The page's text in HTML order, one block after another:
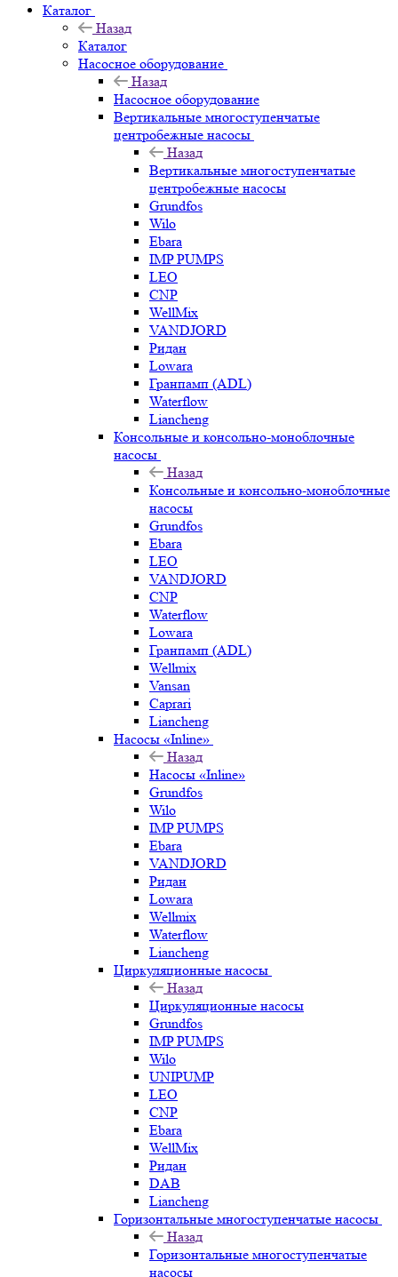
Каталог
Назад
Каталог
Насосное оборудование
Назад
Насосное оборудование
Вертикальные многоступенчатые
центробежные насосы
Назад
Вертикальные многоступенчатые
центробежные насосы
Grundfos
Wilo
Ebara
IMP PUMPS
LEO
CNP
WellMix
VANDJORD
Ридан
Lowara
Гранпамп (ADL)
Waterflow
Liancheng
Консольные и консольно-моноблочные
насосы
Назад
Консольные и консольно-моноблочные
насосы
Grundfos
Ebara
LEO
VANDJORD
CNP
Waterflow
Lowara
Гранпамп (ADL)
Wellmix
Vansan
Caprari
Liancheng
Насосы «Inline»
Назад
Насосы «Inline»
Grundfos
Wilo
IMP PUMPS
Ebara
VANDJORD
Ридан
Lowara
Wellmix
Waterflow
Liancheng
Циркуляционные насосы
Назад
Циркуляционные насосы
Grundfos
IMP PUMPS
Wilo
UNIPUMP
LEO
CNP
Ebara
WellMix
Ридан
DAB
Liancheng
Горизонтальные многоступенчатые насосы
Назад
Горизонтальные многоступенчатые
насосы